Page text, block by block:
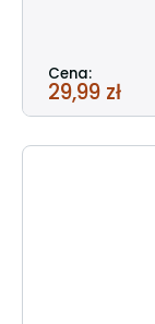
Cena:
29,99 zł